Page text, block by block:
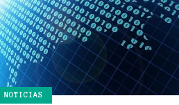
NOTICIAS